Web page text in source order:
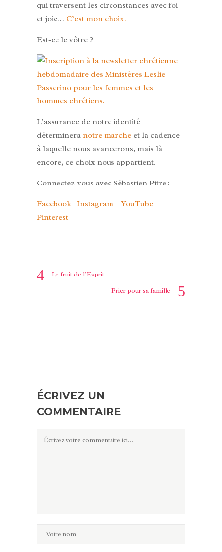
qui traversent les circonstances avec foi
et joie… C’est mon choix.
Est-ce le vôtre ?
L’assurance de notre identité
déterminera notre marche et la cadence
à laquelle nous avancerons, mais là
encore, ce choix nous appartient.
Connectez-vous avec Sébastien Pitre :
Facebook |Instagram | YouTube |
Pinterest
Le fruit de l’Esprit
Prier pour sa famille
ÉCRIVEZ UN
COMMENTAIRE